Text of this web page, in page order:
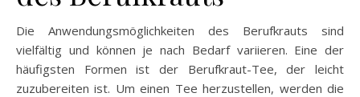
Die Anwendungsmöglichkeiten des Berufkrauts sind
vielfältig und können je nach Bedarf variieren. Eine der
häufigsten Formen ist der Berufkraut-Tee, der leicht
zuzubereiten ist. Um einen Tee herzustellen, werden die